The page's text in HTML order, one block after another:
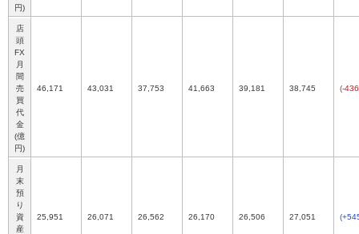
円)
店
頭
FX
月
間
売
買
代
金
(億
円)
46,171 43,031 37,753 41,663 39,181 38,745 (-
月
末
預
り
資
産
25,951 26,071 26,562 26,170 26,506 27,051